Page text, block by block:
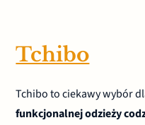
Tchibo
Tchibo to ciekawy wybór
funkcjonalnej odzieży